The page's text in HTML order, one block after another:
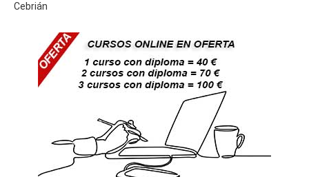
Cebrián